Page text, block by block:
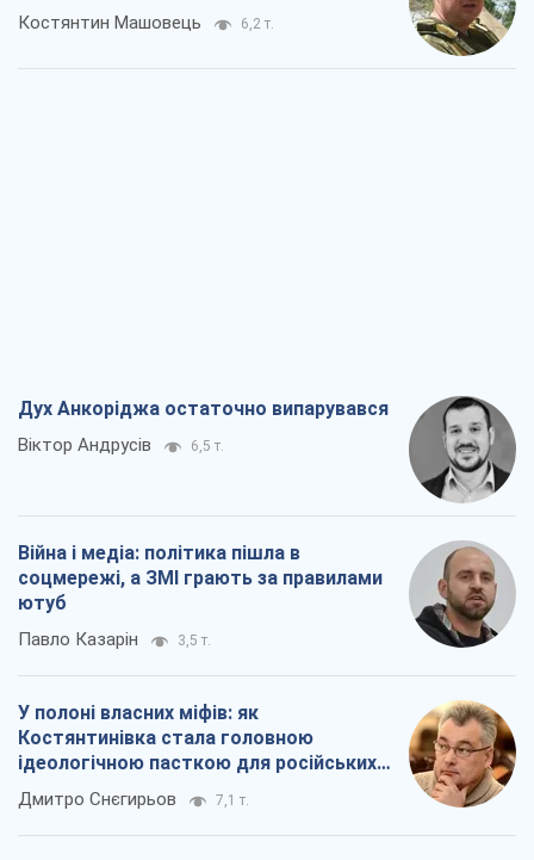
Костянтин Машовець 6,2 т.
Дух Анкоріджа остаточно випарувався
Віктор Андрусів 6,5 т.
Війна і медіа: політика пішла в
соцмережі, а ЗМІ грають за правилами
ютуб
Павло Казарін 3,5 т.
У полоні власних міфів: як
Костянтинівка стала головною
ідеологічною пасткою для російських
окупантів
Дмитро Снєгирьов 7,1 т.